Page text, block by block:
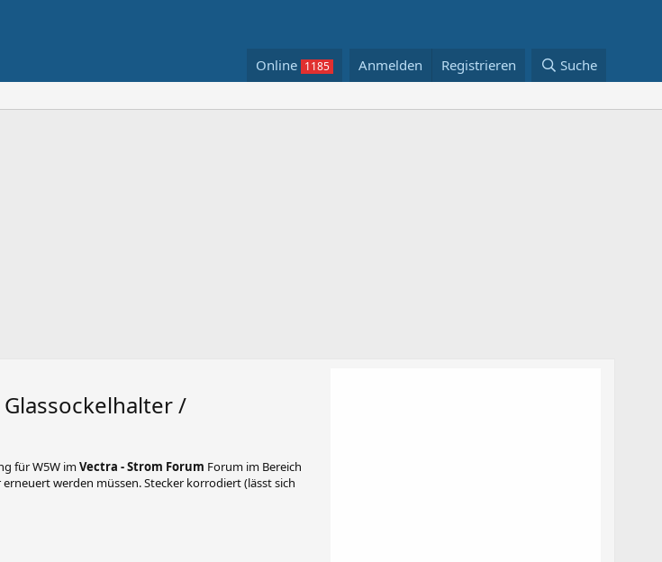
Online Anmelden Registrieren Suche
/
für W5W imVectra - Strom Forum Forum im Bereich
werden müssen. Stecker korrodiert (lässt sich